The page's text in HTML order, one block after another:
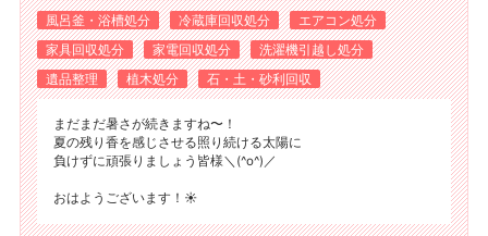
風呂釜・浴槽処分
冷蔵庫回収処分
エアコン処分
家具回収処分
家電回収処分
洗濯機引越し処分
遺品整理
植木処分 石・土・砂利回収
まだまだ暑さが続きますね〜！
夏の残り香を感じさせる照り続ける太陽に
負けずに頑張りましょう皆様＼(^o^)／
おはようございます！☀️